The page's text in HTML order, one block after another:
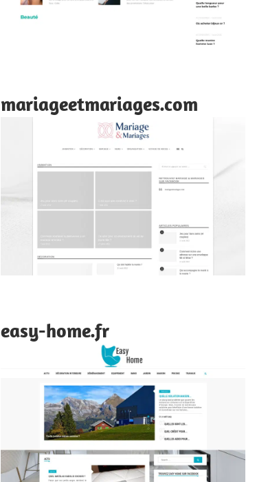
mariageetmariages.com
easy-home.fr